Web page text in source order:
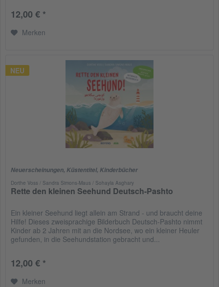
12,00 € *
Merken
NEU
Neuerscheinungen,Küstentitel,Kinderbücher
Dorthe Voss / Sandra Simons-Maus / Sohayla Asghary
Rette den kleinen Seehund Deutsch-Pashto
Ein kleiner Seehund liegt allein am Strand - und braucht deine
Hilfe! Dieses zweisprachige Bilderbuch Deutsch-Pashto nimmt
Kinder ab 2 Jahren mit an die Nordsee, wo ein kleiner Heuler
gefunden, in die Seehundstation gebracht und...
12,00 € *
Merken